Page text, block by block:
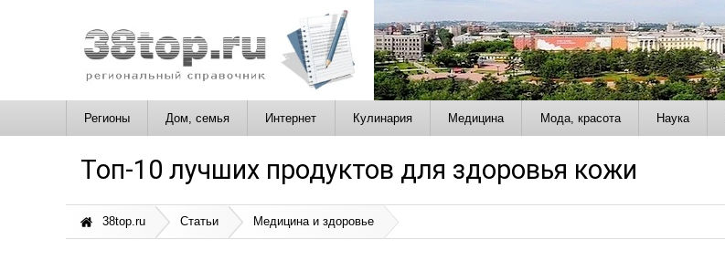
Регионы Дом, семья Интернет Кулинария Медицина Мода, красота Наука
Топ-10 лучших продуктов для здоровья кожи
38top.ru Статьи Медицина и здоровье